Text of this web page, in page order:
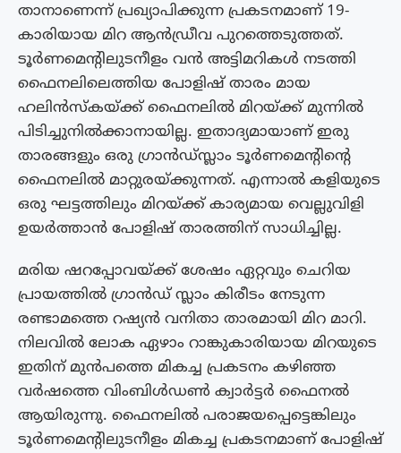
താനാണെന്ന് പ്രഖ്യാപിക്കുന്ന പ്രകടനമാണ് 19-
കാരിയായ മിറ ആൻഡ്രീവ പുറത്തെടുത്തത്.
ടൂർണമെന്റിലുടനീളം വൻ അട്ടിമറികൾ നടത്തി
ഫൈനലിലെത്തിയ പോളിഷ് താരം മായ
ഹലിൻസ്കയ്ക്ക് ഫൈനലിൽ മിറയ്ക്ക് മുന്നിൽ
പിടിച്ചുനിൽക്കാനായില്ല. ഇതാദ്യമായാണ് ഇരു
താരങ്ങളും ഒരു ഗ്രാൻഡ്സ്ലാം ടൂർണമെന്റിന്റെ
ഫൈനലിൽ മാറ്റുരയ്ക്കുന്നത്. എന്നാൽ കളിയുടെ
ഒരു ഘട്ടത്തിലും മിറയ്ക്ക് കാര്യമായ വെല്ലുവിളി
ഉയർത്താൻ പോളിഷ് താരത്തിന് സാധിച്ചില്ല.
മരിയ ഷറപ്പോവയ്ക്ക് ശേഷം ഏറ്റവും ചെറിയ
പ്രായത്തിൽ ഗ്രാൻഡ് സ്ലാം കിരീടം നേടുന്ന
രണ്ടാമത്തെ റഷ്യൻ വനിതാ താരമായി മിറ മാറി.
നിലവിൽ ലോക ഏഴാം റാങ്കുകാരിയായ മിറയുടെ
ഇതിന് മുൻപത്തെ മികച്ച പ്രകടനം കഴിഞ്ഞ
വർഷത്തെ വിംബിൾഡൺ ക്വാർട്ടർ ഫൈനൽ
ആയിരുന്നു. ഫൈനലിൽ പരാജയപ്പെട്ടെങ്കിലും
ടൂർണമെൻ്റിലുടനീളം മികച്ച പ്രകടനമാണ് പോളിഷ്